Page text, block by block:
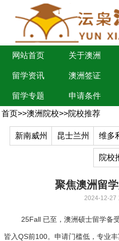
网站首页 关于澳洲
留学资讯 澳洲签证
留学专题 申请条件
首页>>澳洲院校>>院校推荐
新南威州 昆士兰州 维多
院校
聚焦澳洲留
2024-12-27
25Fall 已至，澳洲硕士留学备
皆入QS前100。申请门槛低，专业